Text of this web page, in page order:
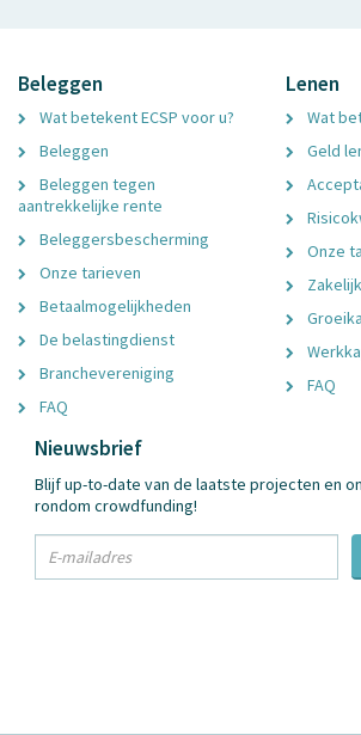
Beleggen
Wat betekent ECSP voor u?
Beleggen
Beleggen tegen
aantrekkelijke rente
Beleggersbescherming
Onze tarieven
Betaalmogelijkheden
De belastingdienst
Branchevereniging
FAQ
Lenen
Wat
Geld
Onze
FAQ
Nieuwsbrief
Blijf up-to-date van de laatste projecten en
rondom crowdfunding!
Email